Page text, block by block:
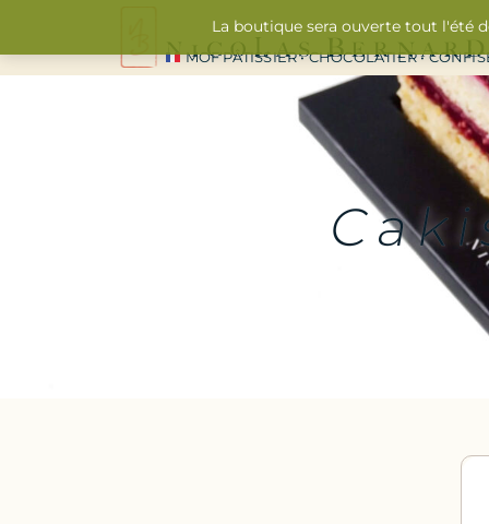
MOF PÂTISSIER • CHOCOLATIER •
La boutique sera ouverte tout l'été